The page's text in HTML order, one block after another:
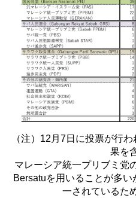
（注）12月7日に投票が行
果を
マレーシア統一プリブミ党
Bersatuを用いることが多い
一されているた